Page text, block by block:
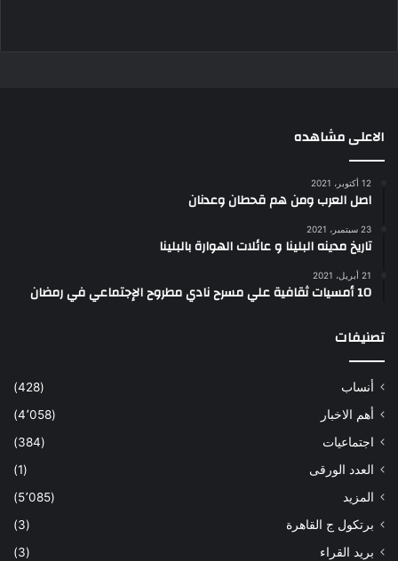
الاعلى مشاهده
12 أكتوبر، 2021
اصل العرب ومن هم قحطان وعدنان
23 سبتمبر، 2021
تاريخ مدينه البلينا و عائلات الهوارة بالبلينا
21 أبريل، 2021
10 أمسيات ثقافية علي مسرح نادي مطروح الإجتماعي في رمضان
تصنيفات
أنساب
(428)
أهم الاخبار
(4٬058)
اجتماعيات
(384)
العدد الورقى
(1)
المزيد
(5٬085)
برتكول ج القاهرة
(3)
بريد القراء
(3)